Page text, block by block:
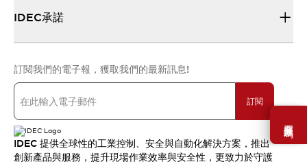
需要幫助嗎？
IDEC承諾
訂閱我們的電子報，獲取我們的最新訊息!
訂閱
IDEC 提供全球性的工業控制、安全與自動化解決方案，推出
創新產品與服務，提升現場作業效率與安全性，更致力於守護